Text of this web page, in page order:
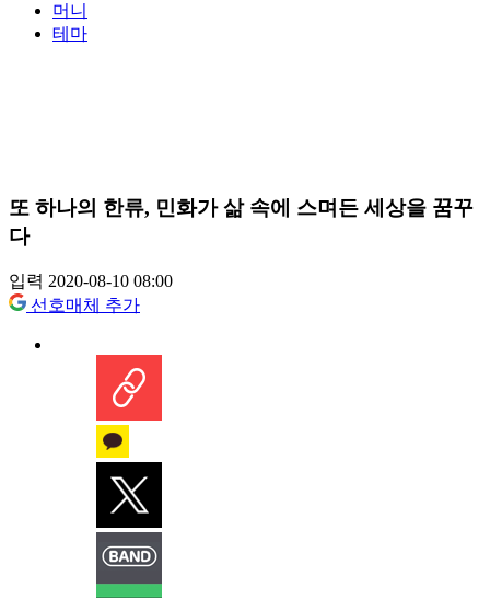
머니
테마
또 하나의 한류, 민화가 삶 속에 스며든 세상을 꿈꾸
다
입력 2020-08-10 08:00
선호매체 추가